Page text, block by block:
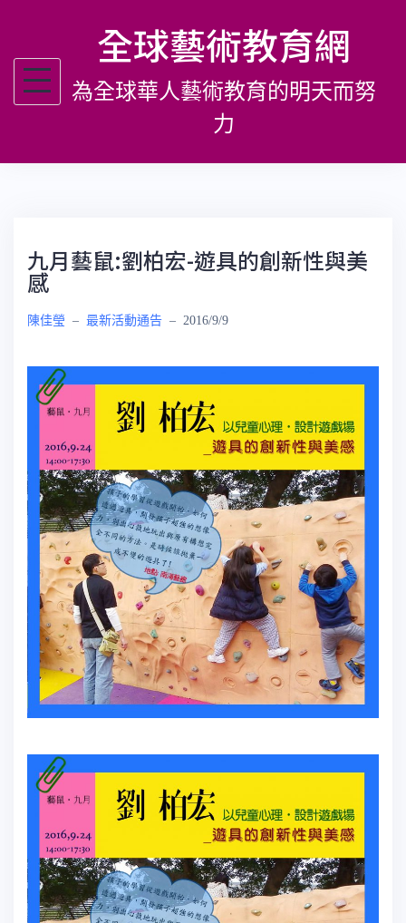
主
全球藝術教育網
為全球華人藝術教育的明天而努
力
九月藝鼠:劉柏宏-遊具的創新性與美
感
陳佳瑩 – 最新活動通告 – 2016/9/9